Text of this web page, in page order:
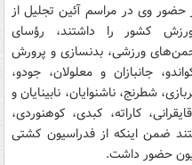
وی در مراسم آئین تجلیل از
و مدال‌آوران سال ۹۳ ورزش کشور را داشتند، رؤسای
ورزشی، بدنسازی و پرورش
جانبازان و معلولان، جودو،
شطرنج، ناشنوایان، نابینایان و
کاراته، کبدی، کوهنوردی،
ضمن اینکه از فدراسیون کشتی
حضور داشت.